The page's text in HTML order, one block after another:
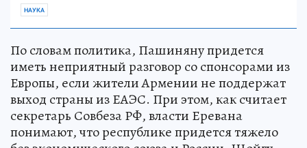
НАУКА
По словам политика, Пашиняну придется
иметь неприятный разговор со спонсорами из
Европы, если жители Армении не поддержат
выход страны из ЕАЭС. При этом, как считает
секретарь Совбеза РФ, власти Еревана
понимают, что республике придется тяжело